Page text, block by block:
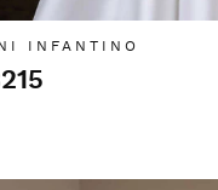
INFANTINO